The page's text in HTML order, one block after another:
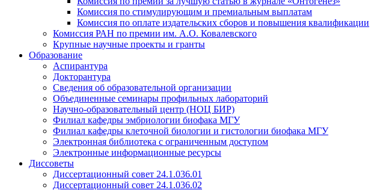
Комиссия по стимулирующим и премиальным выплатам
Комиссия по оплате издательских сборов и повышения квалификации
Комиссия РАН по премии им. А.О. Ковалевского
Крупные научные проекты и гранты
Образование
Аспирантура
Докторантура
Сведения об образовательной организации
Объединенные семинары профильных лабораторий
Научно-образовательный центр (НОЦ БИР)
Филиал кафедры эмбриологии биофака МГУ
Филиал кафедры клеточной биологии и гистологии биофака МГУ
Электронная библиотека с ограниченным доступом
Электронные информационные ресурсы
Диссоветы
Диссертационный совет 24.1.036.01
Диссертационный совет 24.1.036.02